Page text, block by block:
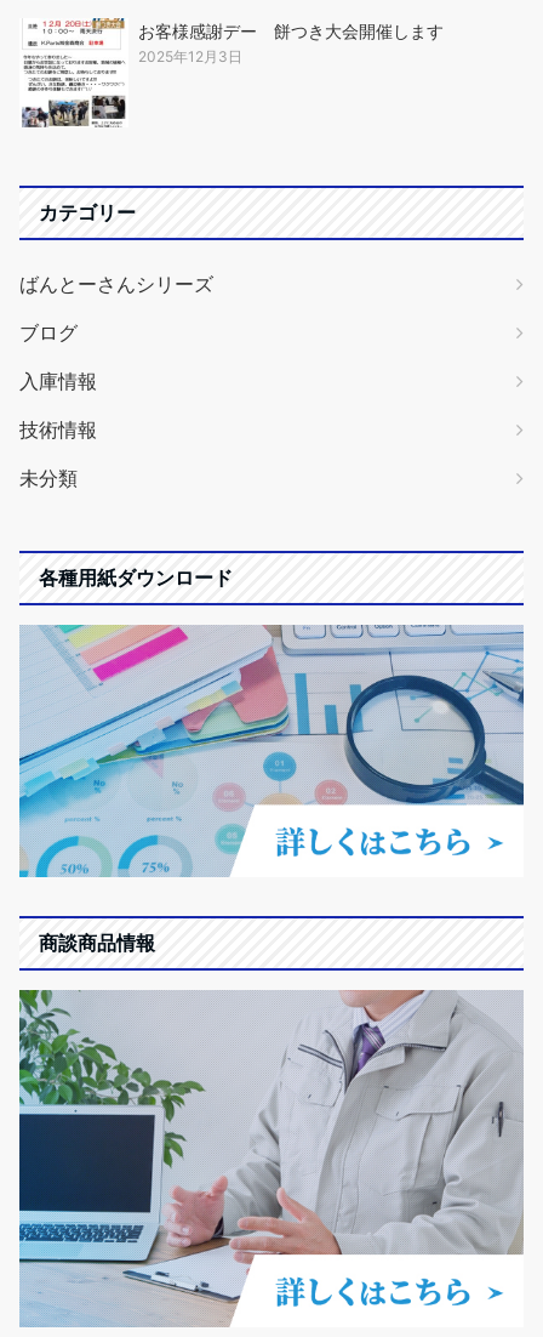
お客様感謝デー 餅つき大会開催します
2025年12月3日
カテゴリー
ばんとーさんシリーズ
ブログ
入庫情報
技術情報
未分類
各種用紙ダウンロード
商談商品情報